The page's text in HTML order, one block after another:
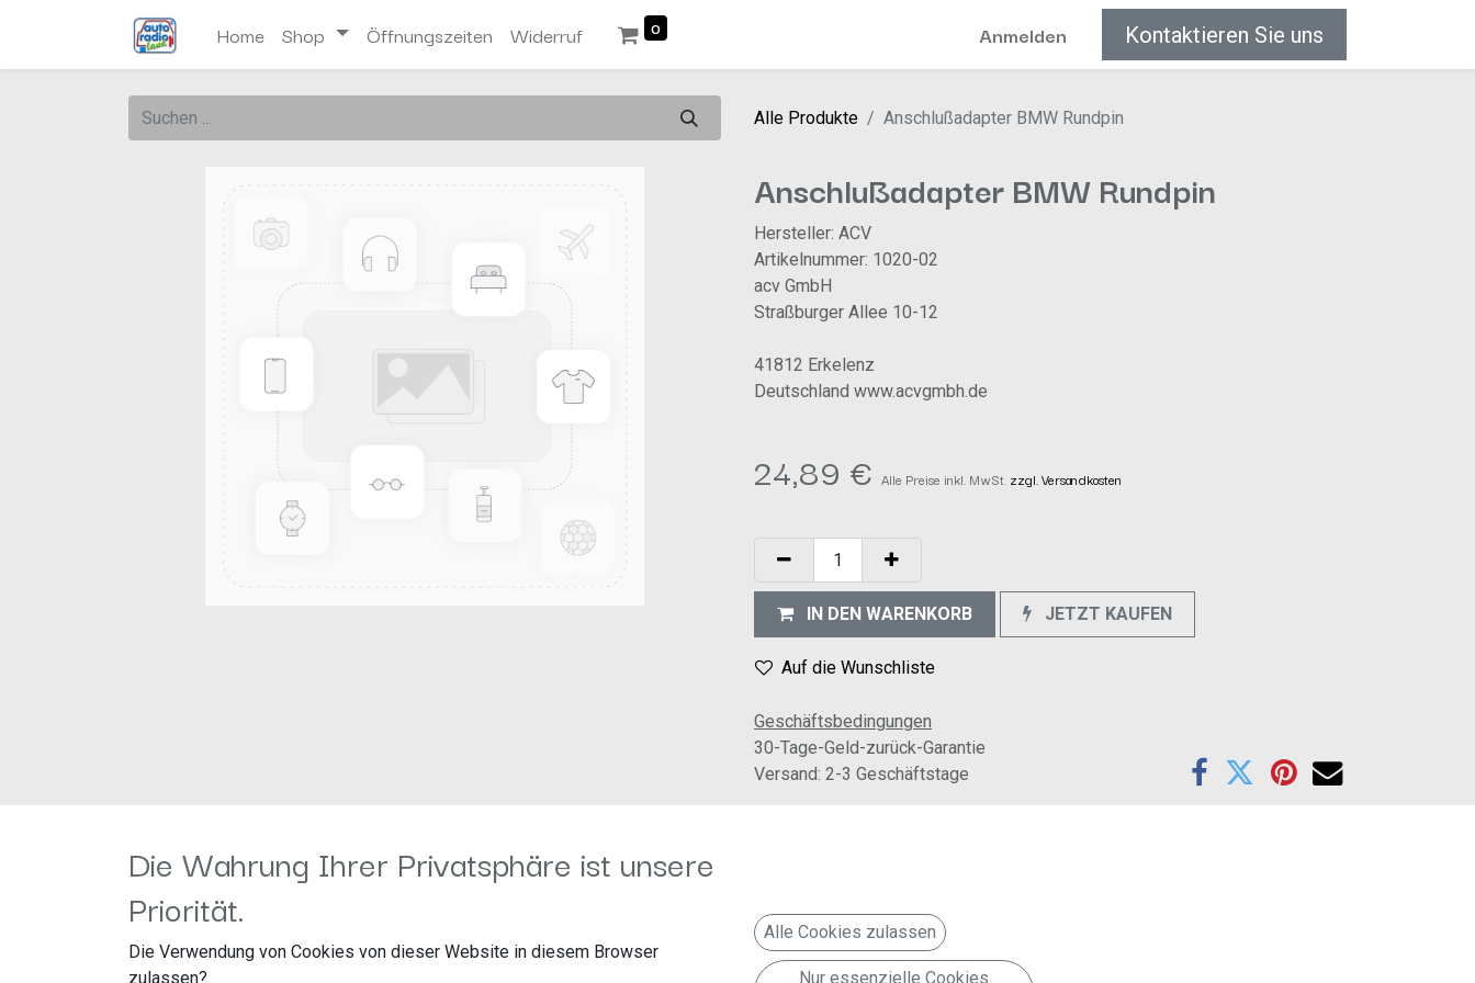
Home Shop Öffnungszeiten Widerruf 0 Anmelden Kontaktieren Sie uns
Alle Produkte Anschlußadapter BMW Rundpin
Anschlußadapter BMW Rundpin
Hersteller: ACV
Artikelnummer: 1020-02
acv GmbH
Straßburger Allee 10-12
41812 Erkelenz
Deutschland www.acvgmbh.de
24,89 € Alle Preise inkl. MwSt. zzgl. Versandkosten
IN DEN WARENKORB JETZT KAUFEN
Auf die Wunschliste
Geschäftsbedingungen
30-Tage-Geld-zurück-Garantie
Versand: 2-3 Geschäftstage
Information Kundenservice Folgen Sie uns Kontakt aufnehmen
Die Wahrung Ihrer Privatsphäre ist unsere
Priorität.
Die Verwendung von Cookies von dieser Website in diesem Browser
zulassen?
Alle Cookies zulassen
Nur essenzielle Cookies